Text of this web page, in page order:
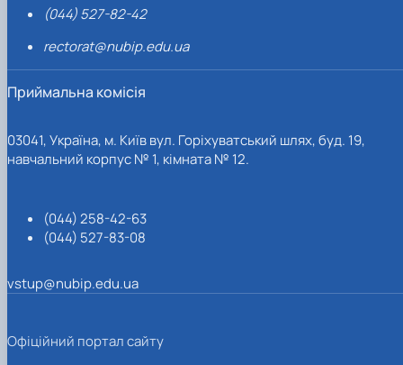
(044) 527-82-42
rectorat@nubip.edu.ua
Приймальна комісія
03041, Україна, м. Київ вул. Горіхуватський шлях, буд. 19,
навчальний корпус № 1, кімната № 12.
(044) 258-42-63
(044) 527-83-08
vstup@nubip.edu.ua
Офіційний портал сайту